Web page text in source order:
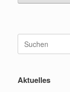
Suchen
nach:
Aktuelles